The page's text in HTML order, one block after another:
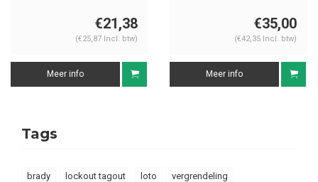
€21,38
(€25,87 Incl. btw)
Meer info
€35,00
(€42,35 Incl. btw)
Meer info
Tags
brady lockout tagout loto vergrendeling